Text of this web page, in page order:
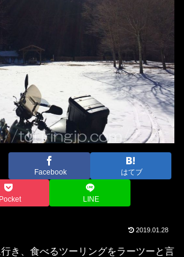
Facebook はてブ
Pocket LINE
2019.01.28
き、食べるツーリングをラーツーと言